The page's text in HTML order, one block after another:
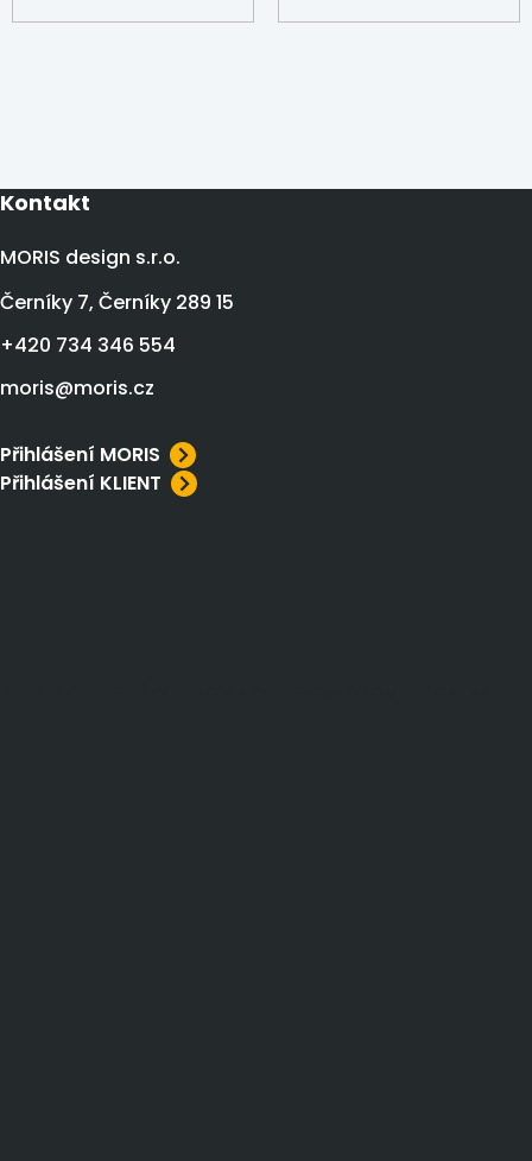
Kontakt
MORIS design s.r.o.
Černíky 7, Černíky 289 15
+420 734 346 554
moris@moris.cz
Přihlášení MORIS
Přihlášení KLIENT